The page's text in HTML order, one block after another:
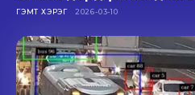
ГЭМТ ХЭРЭГ 2026-03-10